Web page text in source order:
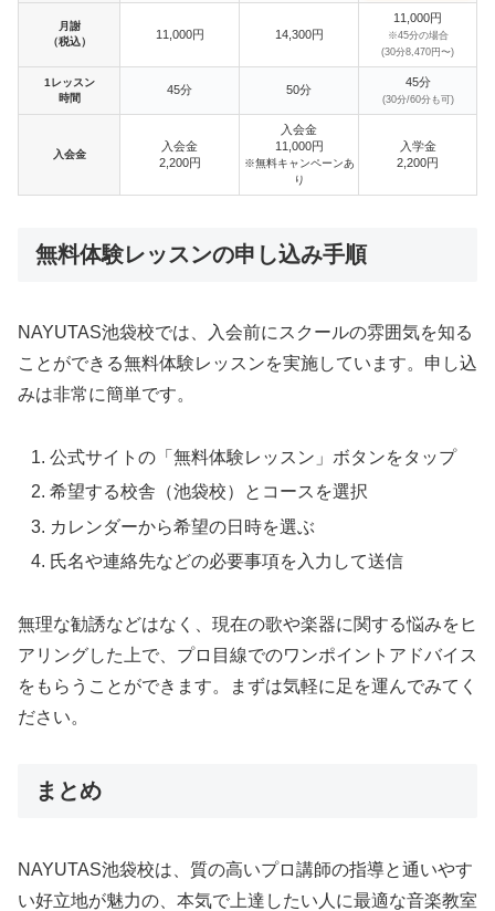
月謝
（税込）
11,000円 14,300円
11,000円
※45分の場合
(30分8,470円〜)
1レッスン
時間
45分 50分
45分
(30分/60分も可)
入会金
入会金
2,200円
入会金
11,000円
※無料キャンペーンあ
り
入学金
2,200円
無料体験レッスンの申し込み手順
NAYUTAS池袋校では、入会前にスクールの雰囲気を知る
ことができる無料体験レッスンを実施しています。申し込
みは非常に簡単です。
公式サイトの「無料体験レッスン」ボタンをタップ
希望する校舎（池袋校）とコースを選択
カレンダーから希望の日時を選ぶ
氏名や連絡先などの必要事項を入力して送信
無理な勧誘などはなく、現在の歌や楽器に関する悩みをヒ
アリングした上で、プロ目線でのワンポイントアドバイス
をもらうことができます。まずは気軽に足を運んでみてく
ださい。
まとめ
NAYUTAS池袋校は、質の高いプロ講師の指導と通いやす
い好立地が魅力の、本気で上達したい人に最適な音楽教室